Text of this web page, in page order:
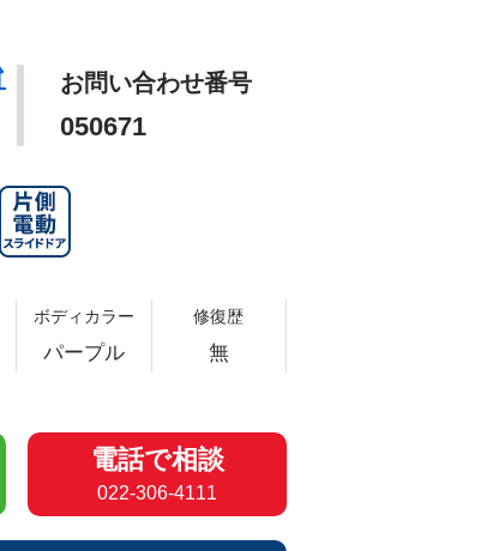
お問い合わせ番号
050671
ボディカラー
パープル
修復歴
無
電話で相談
022-306-4111